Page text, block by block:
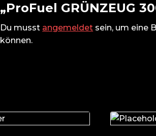
„ProFuel GRÜNZEUG
Du musst angemeldet sein, um eine
können.